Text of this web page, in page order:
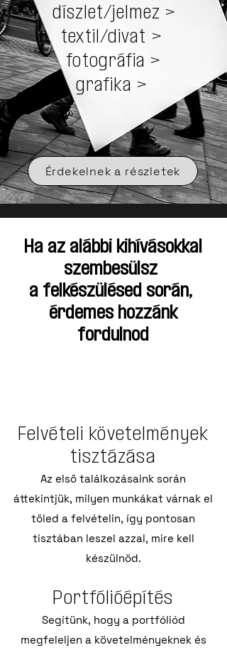
díszlet/jelmez >
textil/divat >
fotográfia >
grafika​ >
Érdekelnek a részletek
Ha az alábbi kihívásokkal
szembesülsz
a felkészülésed során,
érdemes hozzánk
fordulnod
Felvételi követelmények
tisztázása
Az első találkozásaink során
áttekintjük, milyen munkákat várnak el
tőled a felvételin, így pontosan
tisztában leszel azzal, mire kell
készülnöd.
Portfólióépítés
Segítünk, hogy a portfóliód
megfeleljen a követelményeknek és